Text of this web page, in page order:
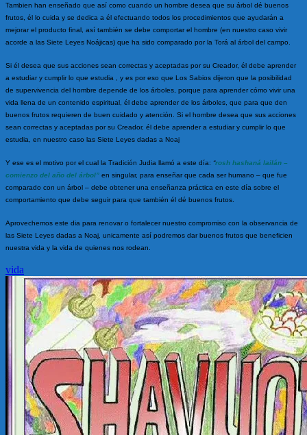
Tambien han enseñado que así como cuando un hombre desea que su árbol dé buenos
frutos, él lo cuida y se dedica a él efectuando todos los procedimientos que ayudarán a
mejorar el producto final, así también se debe comportar el hombre (en nuestro caso vivir
acorde a las Siete Leyes Noájicas) que ha sido comparado por la Torá al árbol del campo.
Si él desea que sus acciones sean correctas y aceptadas por su Creador, él debe aprender
a estudiar y cumplir lo que estudia , y es por eso que Los Sabios dijeron que la posibilidad
de supervivencia del hombre depende de los árboles, porque para aprender cómo vivir una
vida llena de un contenido espiritual, él debe aprender de los árboles, que para que den
buenos frutos requieren de buen cuidado y atención. Si el hombre desea que sus acciones
sean correctas y aceptadas por su Creador, él debe aprender a estudiar y cumplir lo que
estudia, en nuestro caso las Siete Leyes dadas a Noaj
Y ese es el motivo por el cual la Tradición Judia llamó a este día: “rosh hashaná lailán –
comienzo del año del árbol” en singular, para enseñar que cada ser humano – que fue
comparado con un árbol – debe obtener una enseñanza práctica en este día sobre el
comportamiento que debe seguir para que también él dé buenos frutos.
Aprovechemos este dia para renovar o fortalecer nuestro compromiso con la observancia de
las Siete Leyes dadas a Noaj, unicamente así podremos dar buenos frutos que beneficien
nuestra vida y la vida de quienes nos rodean.
vida